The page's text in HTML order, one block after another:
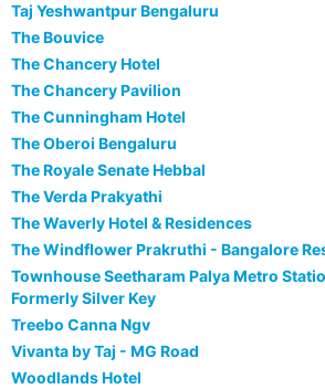
Taj Yeshwantpur Bengaluru
The Bouvice
The Chancery Hotel
The Chancery Pavilion
The Cunningham Hotel
The Oberoi Bengaluru
The Royale Senate Hebbal
The Verda Prakyathi
The Waverly Hotel & Residences
The Windflower Prakruthi - Bangalore
Townhouse Seetharam Palya Metro
Formerly Silver Key
Treebo Canna Ngv
Vivanta by Taj - MG Road
Woodlands Hotel